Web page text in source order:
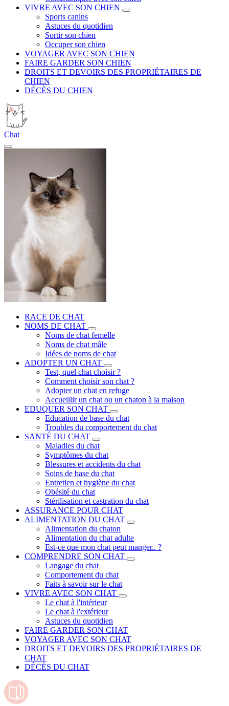
VIVRE AVEC SON CHIEN
Sports canins
Astuces du quotidien
Sortir son chien
Occuper son chien
VOYAGER AVEC SON CHIEN
FAIRE GARDER SON CHIEN
DROITS ET DEVOIRS DES PROPRIÉTAIRES DE
CHIEN
DÉCÈS DU CHIEN
Chat
RACE DE CHAT
NOMS DE CHAT
Noms de chat femelle
Noms de chat mâle
Idées de noms de chat
ADOPTER UN CHAT
Test, quel chat choisir ?
Comment choisir son chat ?
Adopter un chat en refuge
Accueillir un chat ou un chaton à la maison
EDUQUER SON CHAT
Education de base du chat
Troubles du comportement du chat
SANTÉ DU CHAT
Maladies du chat
Symptômes du chat
Blessures et accidents du chat
Soins de base du chat
Entretien et hygiène du chat
Obésité du chat
Stérilisation et castration du chat
ASSURANCE POUR CHAT
ALIMENTATION DU CHAT
Alimentation du chaton
Alimentation du chat adulte
Est-ce que mon chat peut manger.. ?
COMPRENDRE SON CHAT
Langage du chat
Comportement du chat
Faits à savoir sur le chat
VIVRE AVEC SON CHAT
Le chat à l'intérieur
Le chat à l'extérieur
Astuces du quotidien
FAIRE GARDER SON CHAT
VOYAGER AVEC SON CHAT
DROITS ET DEVOIRS DES PROPRIÉTAIRES DE
CHAT
DÉCÈS DU CHAT